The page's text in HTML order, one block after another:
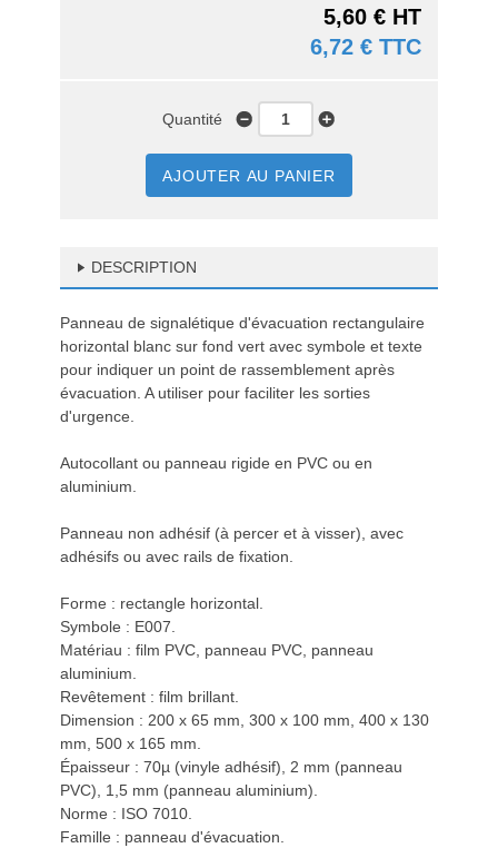
5,60 € HT
6,72 € TTC
Quantité
AJOUTER AU PANIER
DESCRIPTION
Panneau de signalétique d'évacuation rectangulaire
horizontal blanc sur fond vert avec symbole et texte
pour indiquer un point de rassemblement après
évacuation. A utiliser pour faciliter les sorties
d'urgence.
Autocollant ou panneau rigide en PVC ou en
aluminium.
Panneau non adhésif (à percer et à visser), avec
adhésifs ou avec rails de fixation.
Forme : rectangle horizontal.
Symbole : E007.
Matériau : film PVC, panneau PVC, panneau
aluminium.
Revêtement : film brillant.
Dimension : 200 x 65 mm, 300 x 100 mm, 400 x 130
mm, 500 x 165 mm.
Épaisseur : 70µ (vinyle adhésif), 2 mm (panneau
PVC), 1,5 mm (panneau aluminium).
Norme : ISO 7010.
Famille : panneau d'évacuation.